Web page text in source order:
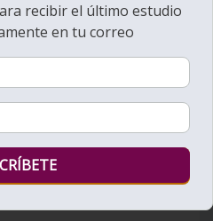
de la Torá
recibir el último estudio
en tu correo